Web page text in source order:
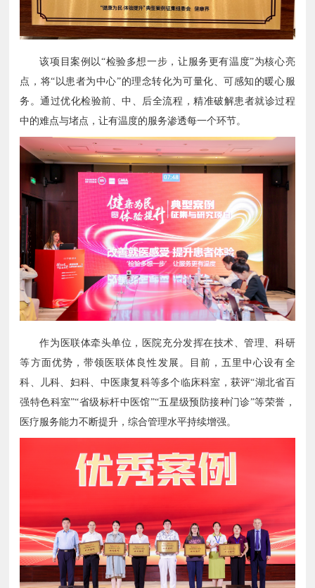
该项目案例以“检验多想一步，让服务更有温度”为核心亮
点，将“以患者为中心”的理念转化为可量化、可感知的暖心服
务。通过优化检验前、中、后全流程，精准破解患者就诊过程
中的难点与堵点，让有温度的服务渗透每一个环节。
作为医联体牵头单位，医院充分发挥在技术、管理、科研
等方面优势，带领医联体良性发展。目前，五里中心设有全
科、儿科、妇科、中医康复科等多个临床科室，获评“湖北省百
强特色科室”“省级标杆中医馆”“五星级预防接种门诊”等荣誉，
医疗服务能力不断提升，综合管理水平持续增强。